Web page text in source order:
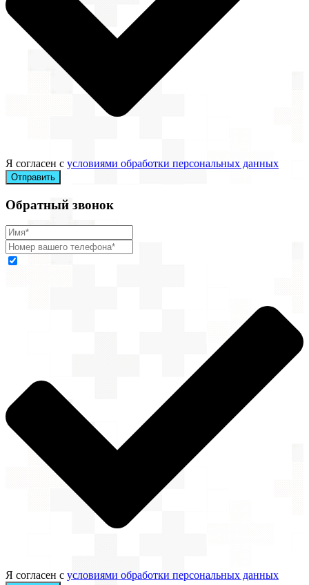
Я согласен с условиями обработки персональных данных
Отправить
Обратный звонок
Я согласен с условиями обработки персональных данных